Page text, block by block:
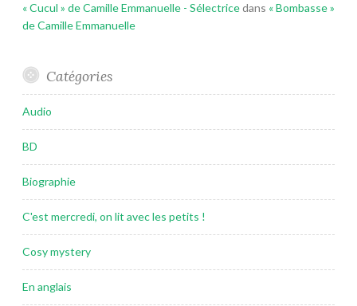
« Cucul » de Camille Emmanuelle - Sélectricedans « Bombasse »
de Camille Emmanuelle
Catégories
Audio
BD
Biographie
C'est mercredi, on lit avec les petits !
Cosy mystery
En anglais